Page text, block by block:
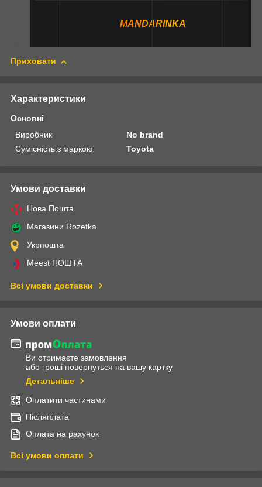
MANDARINKA
Приховати
Характеристики
Основні
Виробник
No brand
Сумісність з маркою
Toyota
Умови доставки
Нова Пошта
Магазини Rozetka
Укрпошта
Meest ПОШТА
Всі умови доставки
Умови оплати
Ви отримаєте замовлення
або гроші повернуться на вашу картку
Детальніше
Оплатити частинами
Післяплата
Оплата на рахунок
Всі умови оплати